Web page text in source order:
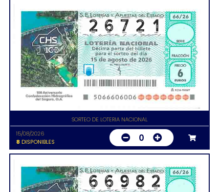
SORTEO DE LOTERIA NACIONAL
15/08/2026
8 DISPONIBLES 0